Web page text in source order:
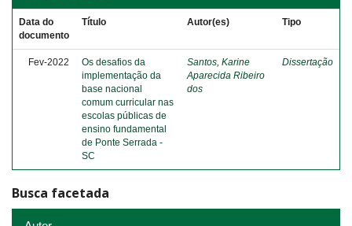
Data do
documento
Título Autor(es) Tipo
Fev-2022
Os desafios da
implementação da
base nacional
comum curricular nas
escolas públicas de
ensino fundamental
de Ponte Serrada -
SC
Santos, Karine
Aparecida Ribeiro
dos
Dissertação
Busca facetada